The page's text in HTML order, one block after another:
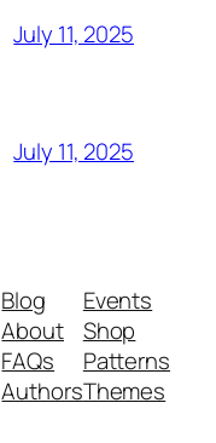
July 11, 2025
July 11, 2025
Blog
About
FAQs
Authors
Events
Shop
Patterns
Themes